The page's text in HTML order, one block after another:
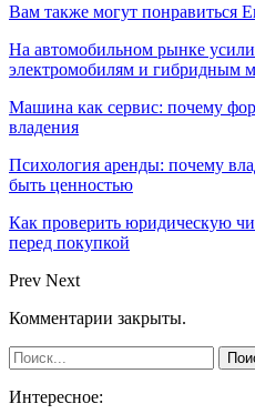
Вам также могут понравиться
На автомобильном рынке
электромобилям и гибридным
Машина как сервис: почему
владения
Психология аренды: почему
быть ценностью
Как проверить юридическую
перед покупкой
Prev Next
Комментарии закрыты.
Интересное: